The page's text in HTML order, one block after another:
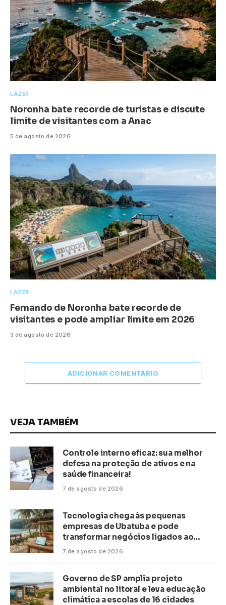
LAZER
Noronha bate recorde de turistas e discute
limite de visitantes com a Anac
5 de agosto de 2026
LAZER
Fernando de Noronha bate recorde de
visitantes e pode ampliar limite em 2026
3 de agosto de 2026
ADICIONAR COMENTÁRIO
VEJA TAMBÉM
Controle interno eficaz: sua melhor
defesa na proteção de ativos e na
saúde financeira!
7 de agosto de 2026
Tecnologia chega às pequenas
empresas de Ubatuba e pode
transformar negócios ligados ao
turismo no litoral
7 de agosto de 2026
Governo de SP amplia projeto
ambiental no litoral e leva educação
climática a escolas de 16 cidades